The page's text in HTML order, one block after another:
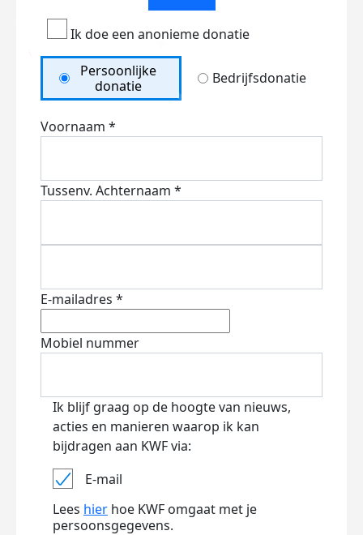
Ik doe een anonieme donatie
Persoonlijke
donatie
Bedrijfsdonatie
Voornaam *
Tussenv. Achternaam *
E-mailadres *
Mobiel nummer
Ik blijf graag op de hoogte van nieuws,
acties en manieren waarop ik kan
bijdragen aan KWF via:
E-mail
Lees hier hoe KWF omgaat met je
persoonsgegevens.